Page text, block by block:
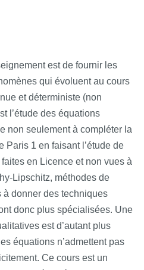
est de fournir les
qui évoluent au cours
et déterministe (non
l’étude des équations
non seulement à compléter la
Paris 1 en faisant l’étude de
en Licence et non vues à
Lipschitz, méthodes de
donner des techniques
donc plus spécialisées. Une
est d’autant plus
équations n’admettent pas
Ce cours est un